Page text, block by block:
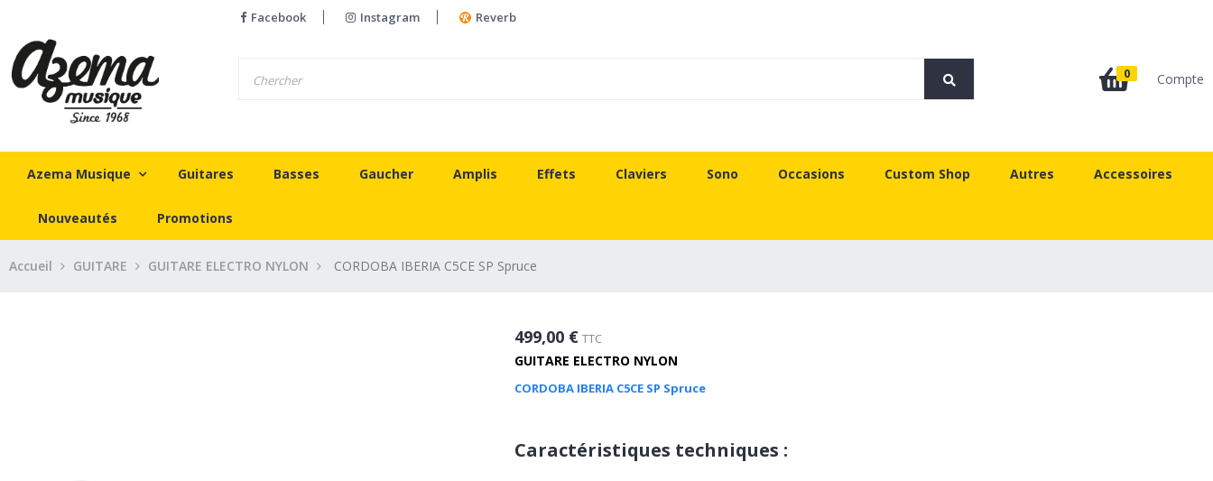
Facebook Instagram Reverb
0 Compte
Azema Musique Guitares Basses Gaucher Amplis Effets Claviers Sono Occasions Custom Shop Autres Accessoires
Nouveautés Promotions
Accueil GUITARE GUITARE ELECTRO NYLON CORDOBA IBERIA C5CE SP Spruce
499,00 € TTC
GUITARE ELECTRO NYLON
CORDOBA IBERIA C5CE SP Spruce
Caractéristiques techniques :